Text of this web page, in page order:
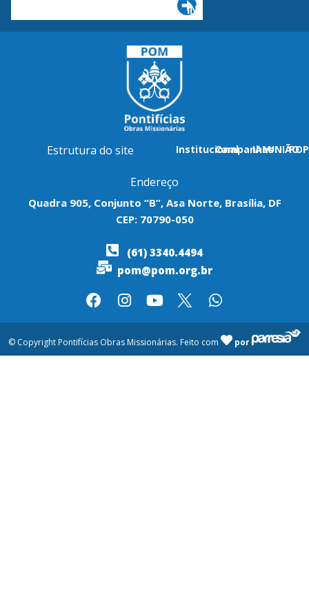
Endereço
Quadra 905, Conjunto “B”, Asa Norte, Brasília, DF
CEP: 70790-050
(61) 3340.4494
pom@pom.org.br
Estrutura do site InstitucionalCampanhas
IAMUNIÃO
© Copyright Pontifícias Obras Missionárias. Feito com por